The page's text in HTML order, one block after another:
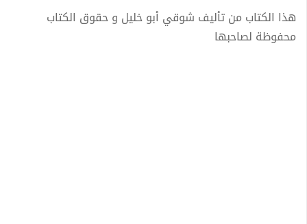
هذا الكتاب من تأليف شوقي أبو خليل و حقوق الكتاب
محفوظة لصاحبها